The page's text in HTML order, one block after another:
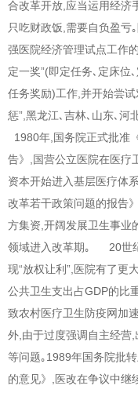
合改革开放,应当运用经济
只吃财政饭,需要自负盈亏
强医院经济管理试点工作
定一奖”(即定任务､定床位
任务奖励)工作,并开始尝
惩”,黑龙江､吉林､山东､
1980年,国务院正式批准
告》,国营公立医院在医疗
资本开始进入基层医疗体
改革若干政策问题的报告
方集资,开阔发展卫生事业
领域进入改革期｡ 20世
现“放权让利”,医院有了更
公共卫生支出占GDP的比
致农村医疗卫生防疫网加
外,由于过度强调自主经营
等问题｡1989年国务院批
的意见》,医改在争议中继